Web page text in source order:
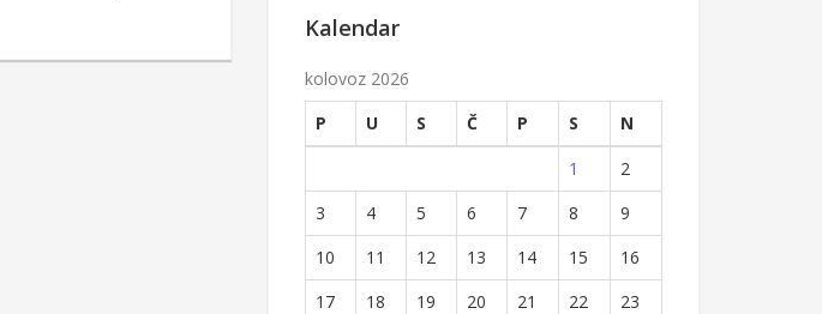
Kalendar
kolovoz 2026
P
U S Č P S
N
1
2
3
4 5 6 7 8
9
10
11 12 13 14 15
16
17
18 19 20 21 22
23